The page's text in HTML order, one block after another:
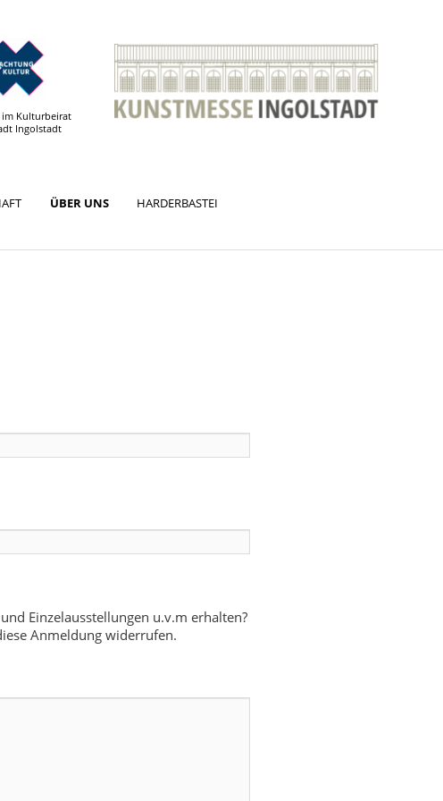
Kulturbeirat
Ingolstadt
ÜBER UNS HARDERBASTEI
Einzelausstellungen u.v.m erhalten?
Anmeldung widerrufen.